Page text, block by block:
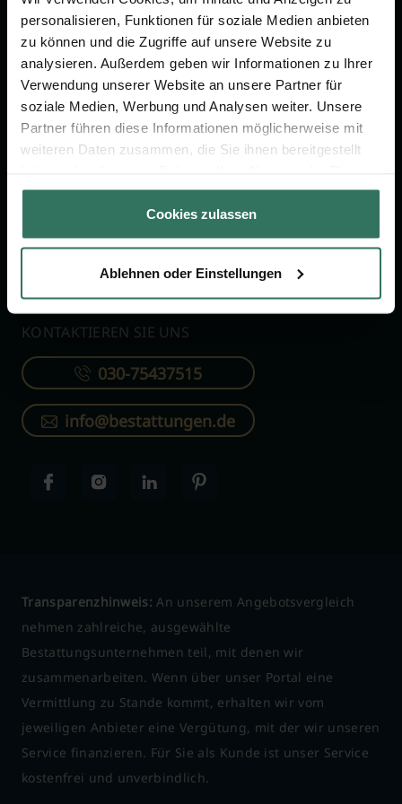
personalisieren, Funktionen für soziale Medien anbieten
zu können und die Zugriffe auf unsere Website zu
analysieren. Außerdem geben wir Informationen zu Ihrer
Verwendung unserer Website an unsere Partner für
soziale Medien, Werbung und Analysen weiter. Unsere
Partner führen diese Informationen möglicherweise mit
weiteren Daten zusammen, die Sie ihnen bereitgestellt
gesammelt haben.
Cookies zulassen
Ablehnen oder Einstellungen
FÜR SIE
Vergleich
Ratgeber
Verzeichnis
Wissenswertes
Für Bestatter
FÜR BESTATTER
Online-Portal
Kostenlos registrieren
KONTAKTIEREN SIE UNS
030-75437515
info@bestattungen.de
Transparenzhinweis: An unserem Angebotsvergleich
nehmen zahlreiche, ausgewählte
Bestattungsunternehmen teil, mit denen wir
zusammenarbeiten. Wenn über unser Portal eine
Vermittlung zu Stande kommt, erhalten wir vom
jeweiligen Anbieter eine Vergütung, mit der wir unseren
Service finanzieren. Für Sie als Kunde ist unser Service
kostenfrei und unverbindlich.